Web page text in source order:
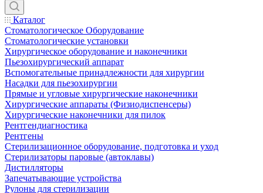
Каталог
Стоматологическое Оборудование
Стоматологические установки
Хирургическое оборудование и наконечники
Пьезохирургический аппарат
Вспомогательные принадлежности для хирургии
Насадки для пьезохирургии
Прямые и угловые хирургические наконечники
Хирургические аппараты (Физиодиспенсеры)
Хирургические наконечники для пилок
Рентгендиагностика
Рентгены
Стерилизационное оборудование, подготовка и уход
Стерилизаторы паровые (автоклавы)
Дистилляторы
Запечатывающие устройства
Рулоны для стерилизации